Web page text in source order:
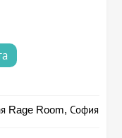
Rage Room, София